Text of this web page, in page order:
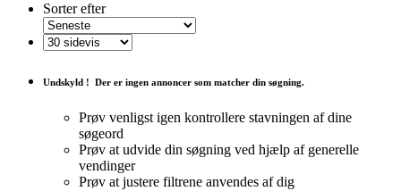
Sorter efter
Undskyld ! Der er ingen annoncer som matcher din søgning.
Prøv venligst igen kontrollere stavningen af ​​dine
søgeord
Prøv at udvide din søgning ved hjælp af generelle
vendinger
Prøv at justere filtrene anvendes af dig